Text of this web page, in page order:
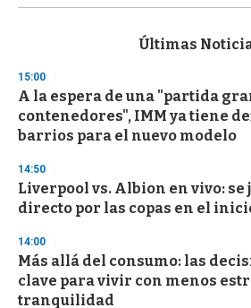
s
d
s
o
f
3
s
e
c
o
d
s
Últimas
15:00
A la espera de una "partida
contenedores", IMM ya tiene
barrios para el nuevo modelo
14:50
Liverpool vs. Albion en vivo: se
directo por las copas en el
14:00
Más allá del consumo: las
clave para vivir con menos
tranquilidad